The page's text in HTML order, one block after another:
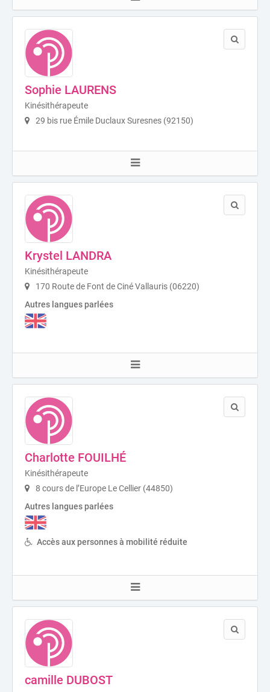
Sophie LAURENS
Kinésithérapeute
29 bis rue Émile Duclaux Suresnes (92150)
Krystel LANDRA
Kinésithérapeute
170 Route de Font de Ciné Vallauris (06220)
Autres langues parlées
Charlotte FOUILHÉ
Kinésithérapeute
8 cours de l’Europe Le Cellier (44850)
Autres langues parlées
Accès aux personnes à mobilité réduite
camille DUBOST